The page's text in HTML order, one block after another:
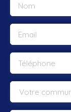
Nom
Email
Téléphone
Votre